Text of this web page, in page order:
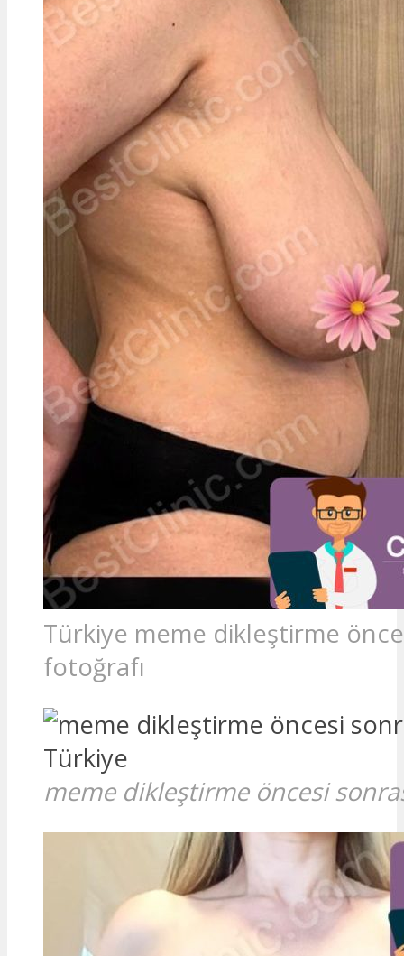
Türkiye meme dikleştirme
fotoğrafı
meme dikleştirme öncesi